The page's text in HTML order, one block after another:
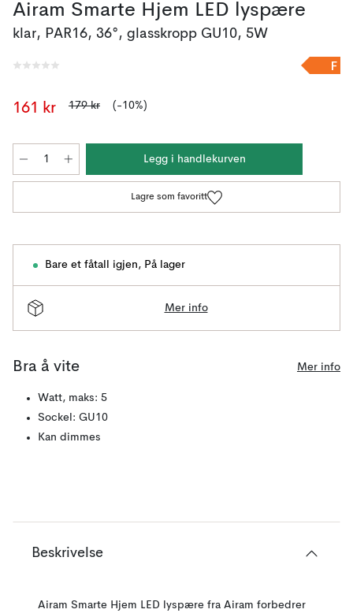
Airam Smarte Hjem LED lyspære
klar, PAR16, 36°, glasskropp GU10, 5W
F
161 kr 179 kr (-10%)
Legg i handlekurven
Lagre som favoritt
Bare et fåtall igjen, På lager
Mer info
Bra å vite Mer info
Watt, maks: 5
Sockel: GU10
Kan dimmes
Beskrivelse
Airam Smarte Hjem LED lyspære fra Airam forbedrer